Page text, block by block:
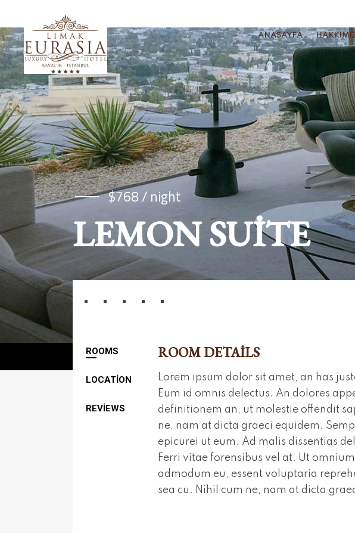
ANASAYFA
$768 / night
LEMON SUITE
ROOMS
LOCATION
REVIEWS
ROOM DETAILS
Lorem ipsum dolor sit amet, an has
Eum id omnis delectus. An dolores
definitionem an, ut molestie offendit
ne, nam at dicta graeci equidem.
epicurei ut eum. Ad malis dissentias
Ferri vitae forensibus vel at. Ut
admodum eu, essent voluptaria
sea cu. Nihil cum ne, nam at dicta